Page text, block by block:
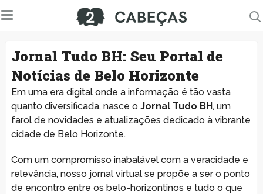
Jornal Tudo BH: Seu Portal de
Notícias de Belo Horizonte
Em uma era digital onde a informação é tão vasta
quanto diversificada, nasce o Jornal Tudo BH, um
farol de novidades e atualizações dedicado à vibrante
cidade de Belo Horizonte.
Com um compromisso inabalável com a veracidade e
relevância, nosso jornal virtual se propõe a ser o ponto
de encontro entre os belo-horizontinos e tudo o que